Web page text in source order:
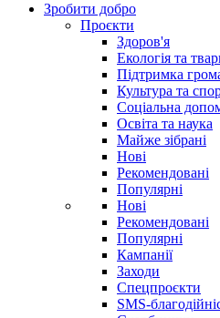
Зробити добро
Проєкти
Здоров'я
Екологія та
Підтримка
Культура та
Соціальна
Освіта та наука
Майже зібрані
Нові
Рекомендовані
Популярні
Нові
Рекомендовані
Популярні
Кампанії
Заходи
Спецпроєкти
SMS-